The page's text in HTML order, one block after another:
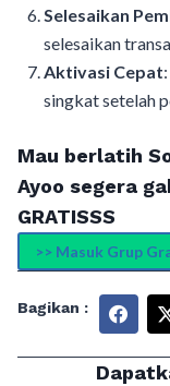
Selesaikan
selesaikan
Aktivasi Cepat
singkat setelah
Mau berlatih
Ayoo segera
GRATISSS
>> Masuk Grup
Bagikan :